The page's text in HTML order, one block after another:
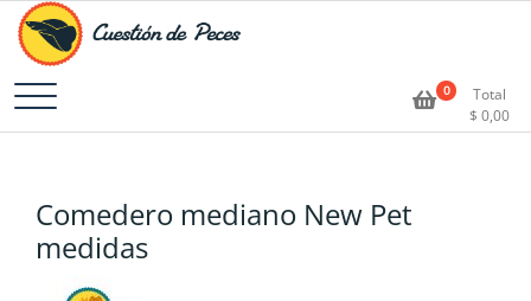
Cuestión de Peces –
Aquarium Supplies
Accesorios e Insumos Para Acuarismo 0
Total
$ 0,00
Comedero mediano New Pet
medidas